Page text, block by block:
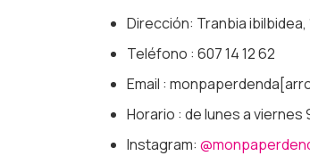
Dirección: Tranbia ibilbidea,
Teléfono : 607 14 12 62
Email :
Horario : de lunes a viernes
Instagram: